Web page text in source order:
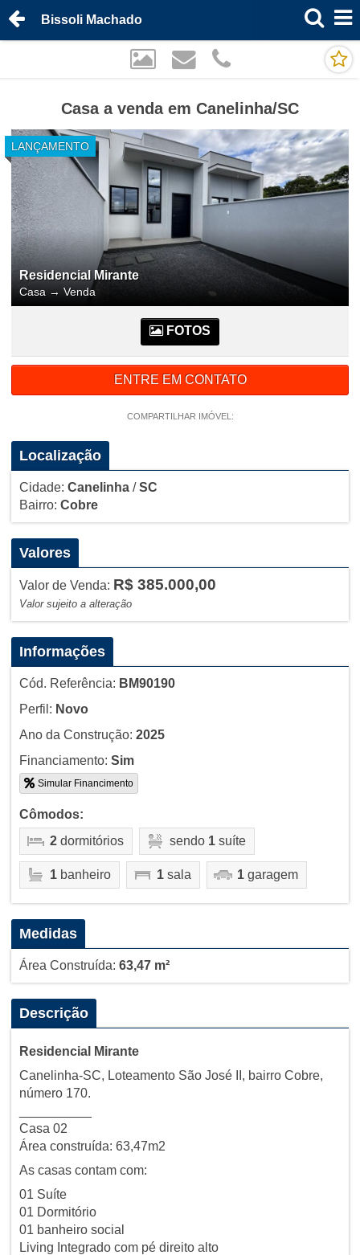
Bissoli Machado
Casa a venda em Canelinha/SC
LANÇAMENTO
Residencial Mirante
Casa → Venda
FOTOS
ENTRE EM CONTATO
COMPARTILHAR IMÓVEL:
Localização
Cidade: Canelinha/SC
Bairro: Cobre
Valores
Valor de Venda: R$ 385.000,00
Valor sujeito a alteração
Informações
Cód. Referência: BM90190
Perfil: Novo
Ano da Construção: 2025
Financiamento: Sim
Simular Financimento
Cômodos:
2dormitórios sendo 1suíte
1banheiro 1sala 1garagem
Medidas
Área Construída: 63,47 m²
Descrição
Residencial Mirante
Canelinha-SC, Loteamento São José II, bairro Cobre,
número 170.
Casa 02
Área construída: 63,47m2
As casas contam com:
01 Suíte
01 Dormitório
01 banheiro social
Living Integrado com pé direito alto